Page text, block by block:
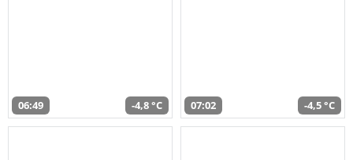
06:49 -4,8 °C 07:02 -4,5 °C